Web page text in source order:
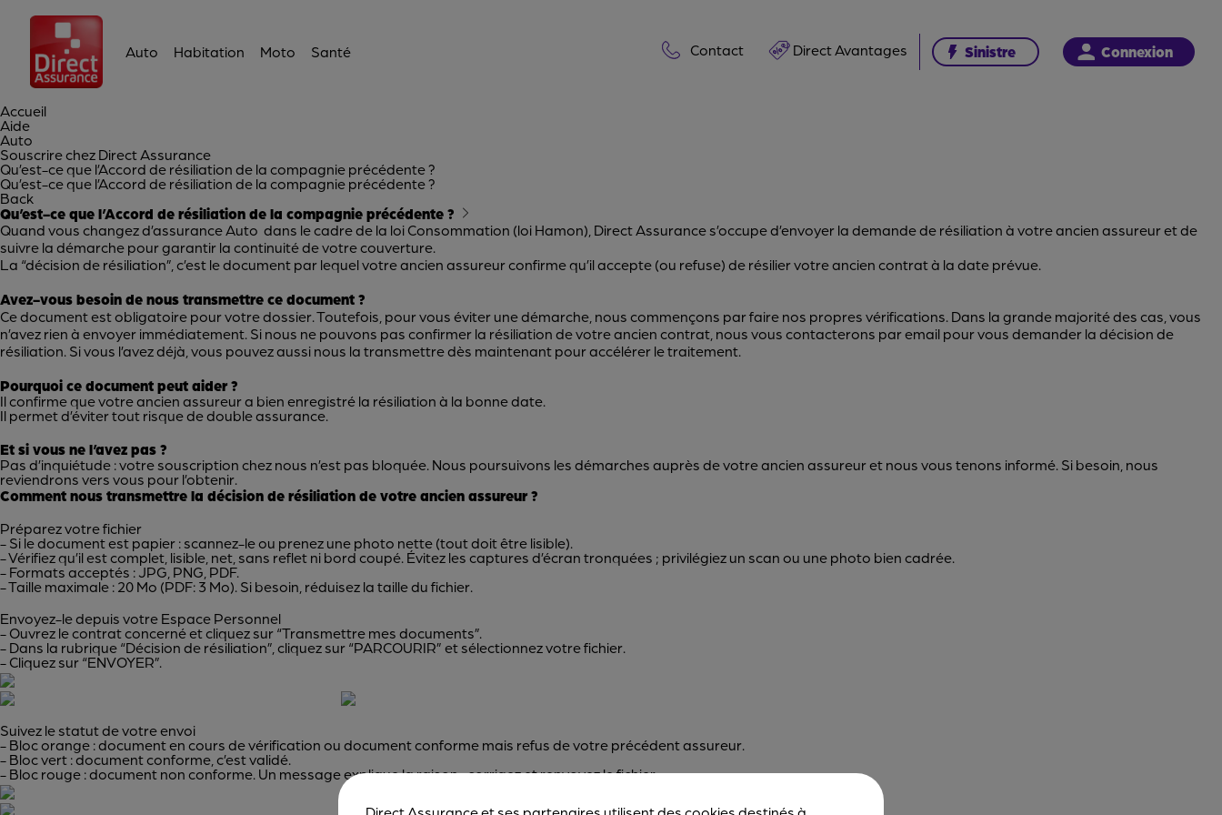
Auto Habitation Moto Santé Contact Direct Avantages Sinistre Connexion
Accueil
Aide
Auto
Souscrire chez Direct Assurance
Qu’est-ce que l’Accord de résiliation de la compagnie précédente ?
Qu’est-ce que l’Accord de résiliation de la compagnie précédente ?
Back
Qu’est-ce que l’Accord de résiliation de la compagnie précédente ?
Quand vous changez d’assurance Auto dans le cadre de la loi Consommation (loi Hamon) , Direct Assurance s’occupe d’envoyer la demande de résiliation à votre ancien assureur et de
suivre la démarche pour garantir la continuité de votre couverture.
La “décision de résiliation”, c’est le document par lequel votre ancien assureur confirme qu’il accepte (ou refuse) de résilier votre ancien contrat à la date prévue.
Avez-vous besoin de nous transmettre ce document ?
Ce document est obligatoire pour votre dossier. Toutefois, pour vous éviter une démarche, nous commençons par faire nos propres vérifications. Dans la grande majorité des cas, vous
n’avez rien à envoyer immédiatement. Si nous ne pouvons pas confirmer la résiliation de votre ancien contrat, nous vous contacterons par email pour vous demander la décision de
résiliation. Si vous l’avez déjà, vous pouvez aussi nous la transmettre dès maintenant pour accélérer le traitement.
Pourquoi ce document peut aider ?
Il confirme que votre ancien assureur a bien enregistré la résiliation à la bonne date.
Il permet d’éviter tout risque de double assurance.
Et si vous ne l’avez pas ?
Pas d’inquiétude : votre souscription chez nous n’est pas bloquée. Nous poursuivons les démarches auprès de votre ancien assureur et nous vous tenons informé. Si besoin, nous
reviendrons vers vous pour l’obtenir.
Comment nous transmettre la décision de résiliation de votre ancien assureur ?
Préparez votre fichier
- Si le document est papier : scannez-le ou prenez une photo nette (tout doit être lisible).
- Vérifiez qu’il est complet, lisible, net, sans reflet ni bord coupé. Évitez les captures d’écran tronquées ; privilégiez un scan ou une photo bien cadrée.
- Formats acceptés : JPG, PNG, PDF.
- Taille maximale : 20 Mo (PDF: 3 Mo). Si besoin, réduisez la taille du fichier.
Envoyez-le depuis votre Espace Personnel
- Ouvrez le contrat concerné et cliquez sur “Transmettre mes documents”.
- Dans la rubrique “Décision de résiliation”, cliquez sur “PARCOURIR” et sélectionnez votre fichier.
- Cliquez sur “ENVOYER”.
Suivez le statut de votre envoi
- Bloc orange : document en cours de vérification ou document conforme mais refus de votre précédent assureur.
- Bloc vert : document conforme, c’est validé.
- Bloc rouge : document non conforme. Un message explique la raison ; corrigez et renvoyez le fichier.